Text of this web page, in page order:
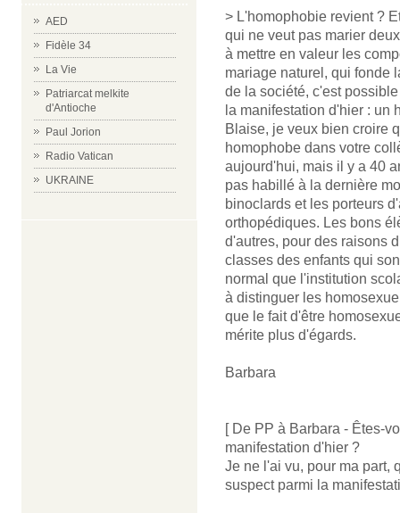
AED
Fidèle 34
La Vie
Patriarcat melkite
d'Antioche
Paul Jorion
Radio Vatican
UKRAINE
> L'homophobie revient ?
qui ne veut pas marier
à mettre en valeur les
mariage naturel, qui fonde
de la société, c'est
la manifestation d'hier : un
Blaise, je veux bien croire
homophobe dans votre
aujourd'hui, mais il y a 40
pas habillé à la dernière
binoclards et les porteurs
orthopédiques. Les bons
d'autres, pour des raisons
classes des enfants qui
normal que l'institution
à distinguer les
que le fait d'être
mérite plus d'égards.
Barbara
[ De PP à Barbara - Êtes-
manifestation d'hier ?
Je ne l'ai vu, pour ma part,
suspect parmi la